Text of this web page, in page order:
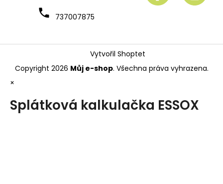
737007875
Vytvořil Shoptet
Copyright 2026 Můj e-shop. Všechna práva vyhrazena.
×
Splátková kalkulačka ESSOX